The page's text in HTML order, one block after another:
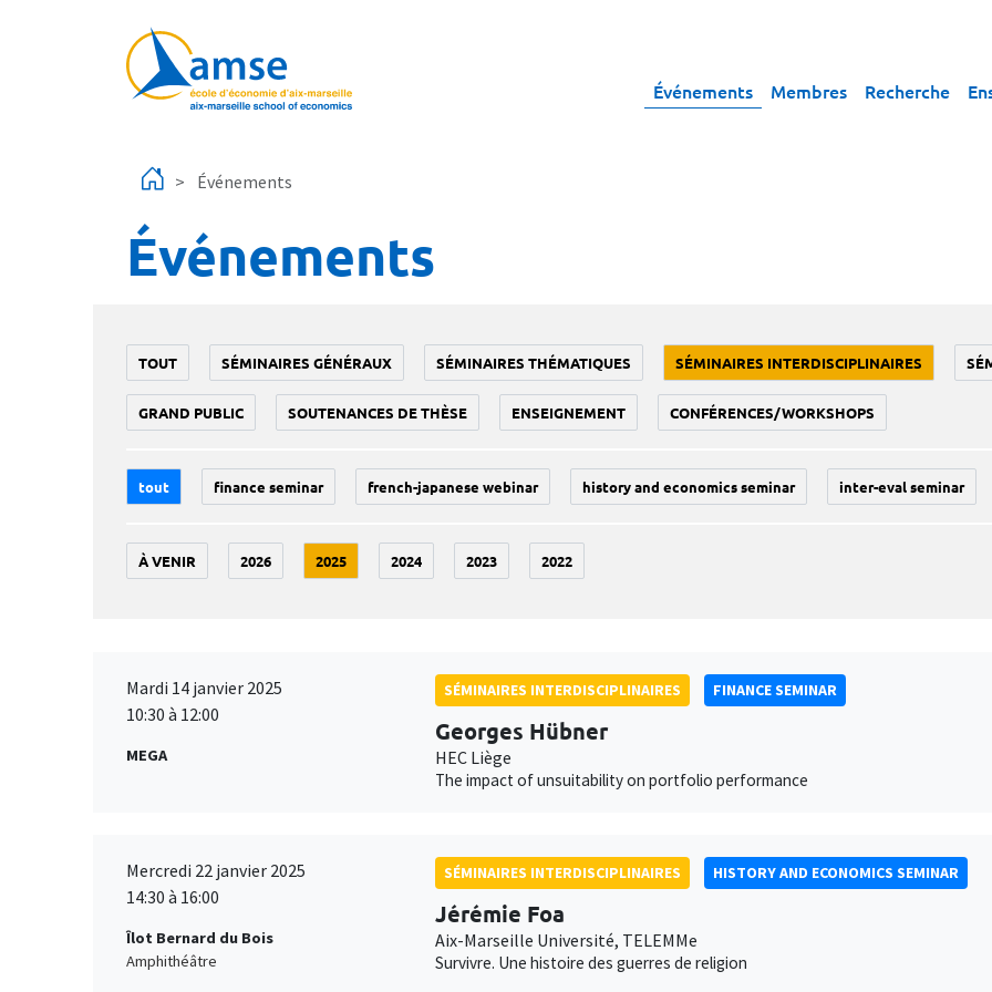
Événements Membres Recherche
Événements
Événements
TOUT SÉMINAIRES GÉNÉRAUX SÉMINAIRES THÉMATIQUES SÉMINAIRES INTERDISCIPLINAIRES
GRAND PUBLIC SOUTENANCES DE THÈSE ENSEIGNEMENT CONFÉRENCES/WORKSHOPS
tout finance seminar french-japanese webinar history and economics seminar inter-eval seminar
À VENIR 2026 2025 2024 2023 2022
Mardi 14 janvier 2025
10:30 à 12:00
MEGA
SÉMINAIRES INTERDISCIPLINAIRES FINANCE SEMINAR
Georges Hübner
HEC Liège
The impact of unsuitability on portfolio performance
Mercredi 22 janvier 2025
14:30 à 16:00
Îlot Bernard du Bois
Amphithéâtre
SÉMINAIRES INTERDISCIPLINAIRES HISTORY AND ECONOMICS SEMINAR
Jérémie Foa
Aix-Marseille Université, TELEMMe
Survivre. Une histoire des guerres de religion